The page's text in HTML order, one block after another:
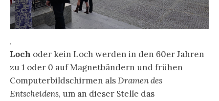
.
Loch oder kein Loch werden in den 60er Jahren
zu 1 oder 0 auf Magnetbändern und frühen
Computerbildschirmen alsDramen des
Entscheidens, um an dieser Stelle das